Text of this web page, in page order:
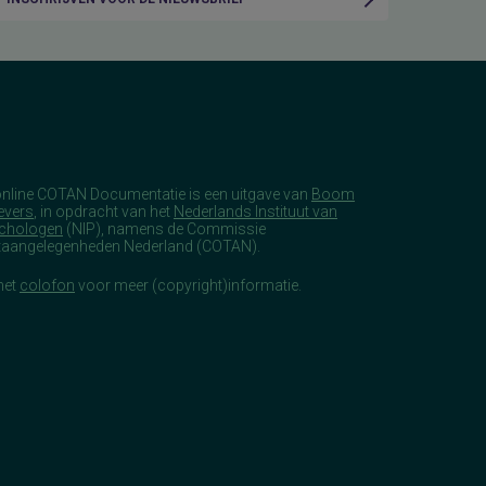
COTAN Documentatie is een uitgave van Boom
, in opdracht van het Nederlands Instituut van
(NIP), namens de Commissie
Nederland (COTAN).
colofon voor meer (copyright)informatie.